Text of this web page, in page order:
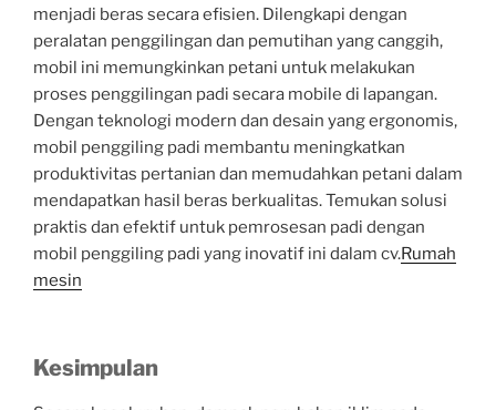
menjadi beras secara efisien. Dilengkapi dengan
peralatan penggilingan dan pemutihan yang canggih,
mobil ini memungkinkan petani untuk melakukan
proses penggilingan padi secara mobile di lapangan.
Dengan teknologi modern dan desain yang ergonomis,
mobil penggiling padi membantu meningkatkan
produktivitas pertanian dan memudahkan petani dalam
mendapatkan hasil beras berkualitas. Temukan solusi
praktis dan efektif untuk pemrosesan padi dengan
mobil penggiling padi yang inovatif ini dalam cv.Rumah
mesin
Kesimpulan